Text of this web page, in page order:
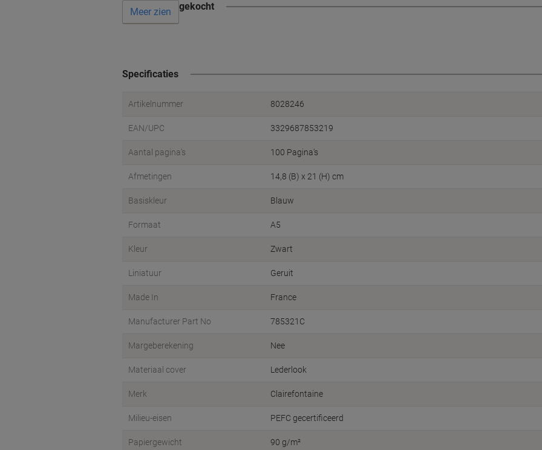
Vaak samen gekocht
Meer zien
Specificaties
Artikelnummer 8028246
EAN/UPC 3329687853219
Aantal pagina's 100 Pagina's
Afmetingen 14,8 (B) x 21 (H) cm
Basiskleur Blauw
Formaat A5
Kleur Zwart
Liniatuur Geruit
Made In France
Manufacturer Part No 785321C
Margeberekening Nee
Materiaal cover Lederlook
Merk Clairefontaine
Milieu-eisen PEFC gecertificeerd
Papiergewicht 90 g/m²